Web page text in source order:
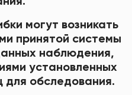
могут возникать
принятой системы
наблюдения,
установленных
для обследования.